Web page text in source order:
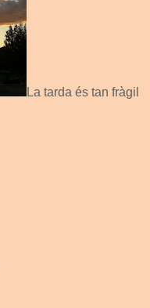
La tarda és tan fràgil